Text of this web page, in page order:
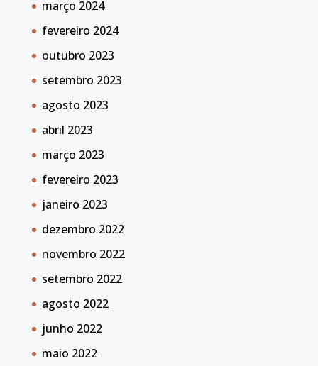
março 2024
fevereiro 2024
outubro 2023
setembro 2023
agosto 2023
abril 2023
março 2023
fevereiro 2023
janeiro 2023
dezembro 2022
novembro 2022
setembro 2022
agosto 2022
junho 2022
maio 2022